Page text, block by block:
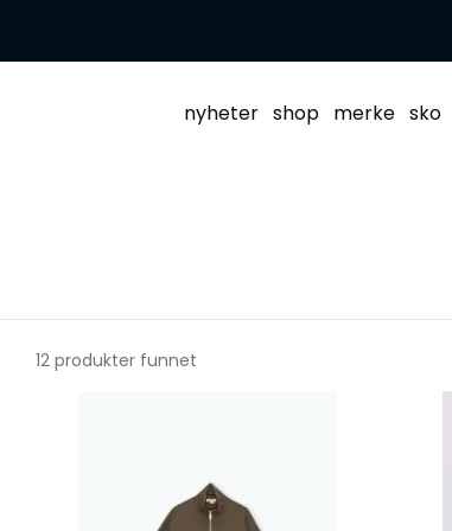
nyheter shop merke sko
12 produkter funnet